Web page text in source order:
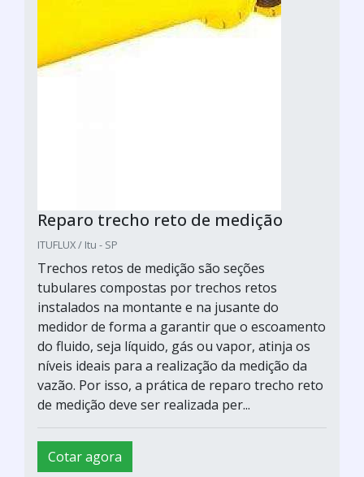
Reparo trecho reto de medição
ITUFLUX / Itu - SP
Trechos retos de medição são seções
tubulares compostas por trechos retos
instalados na montante e na jusante do
medidor de forma a garantir que o escoamento
do fluido, seja líquido, gás ou vapor, atinja os
níveis ideais para a realização da medição da
vazão. Por isso, a prática de reparo trecho reto
de medição deve ser realizada per...
Cotar agora